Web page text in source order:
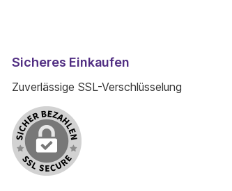
Sicheres Einkaufen
Zuverlässige SSL-Verschlüsselung